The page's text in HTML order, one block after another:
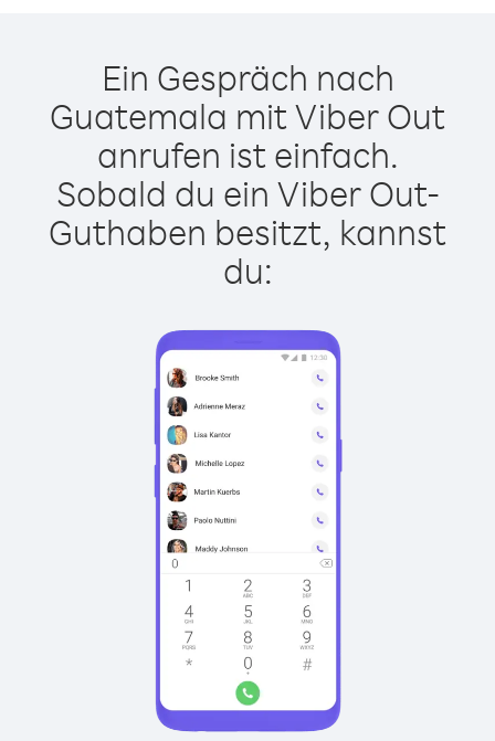
Ein Gespräch nach
Guatemala mit Viber Out
anrufen ist einfach.
Sobald du ein Viber Out-
Guthaben besitzt, kannst
du: